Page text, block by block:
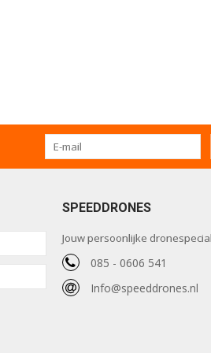
SPEEDDRONES
Jouw persoonlijke
085 - 0606 541
Info@speeddrones.nl